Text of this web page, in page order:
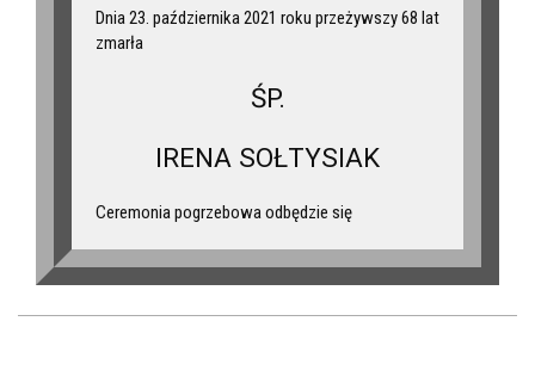
Dnia 23. października 2021 roku przeżywszy 68 lat
zmarła
ŚP.
IRENA SOŁTYSIAK
Ceremonia pogrzebowa odbędzie się